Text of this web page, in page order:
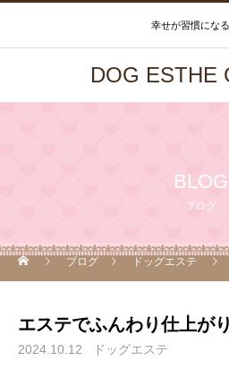
幸せが習慣にな
DOG ESTHE
BLOG
ブログ
ブログ ドッグエステ
エステでふんわり仕上が
2024.10.12 ドッグエステ